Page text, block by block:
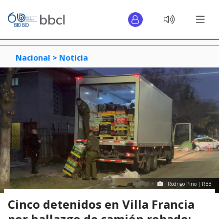
Nacional > Noticia
Rodrigo Pino | RBB
Cinco detenidos en Villa Francia